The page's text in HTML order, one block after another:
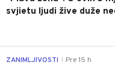
svjietu ljudi žive duže
ZANIMLJIVOSTI Pre 15 h